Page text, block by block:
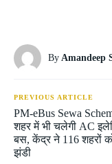
By Amandeep
PREVIOUS ARTICLE
PM-eBus Sewa
शहर में भी चलेगी AC
बस, केंद्र ने 116 शहरों
झंडी